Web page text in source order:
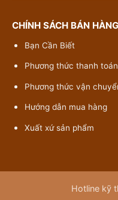
CHÍNH SÁCH BÁN HÀNG
Bạn Cần Biết
Phương thức thanh toán
Phương thức vận
Hướng dẫn mua hàng
Xuất xứ sản phẩm
Hotline kỹ